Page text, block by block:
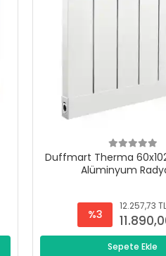
Duffmart Therma
Alüminyum
%3
12.257,73 TL
Sepete Ekle